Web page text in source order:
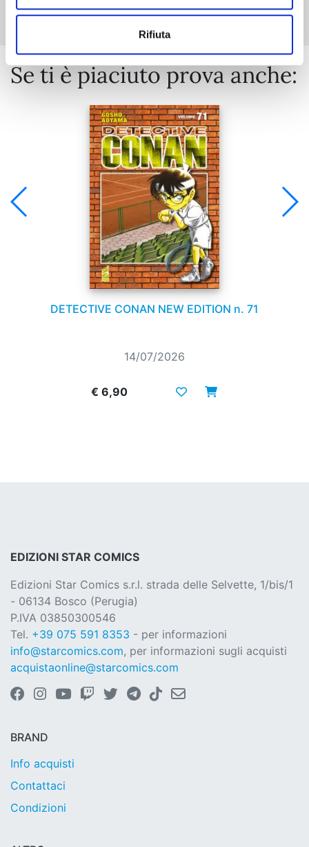
Rifiuta
Se ti è piaciuto prova anche:
DETECTIVE CONAN NEW EDITION n. 71
14/07/2026
€ 6,90
EDIZIONI STAR COMICS
Edizioni Star Comics s.r.l. strada delle Selvette, 1/bis/1
- 06134 Bosco (Perugia)
P.IVA 03850300546
Tel. +39 075 591 8353 - per informazioni
info@starcomics.com, per informazioni sugli acquisti
acquistaonline@starcomics.com
BRAND
Info acquisti
Contattaci
Condizioni